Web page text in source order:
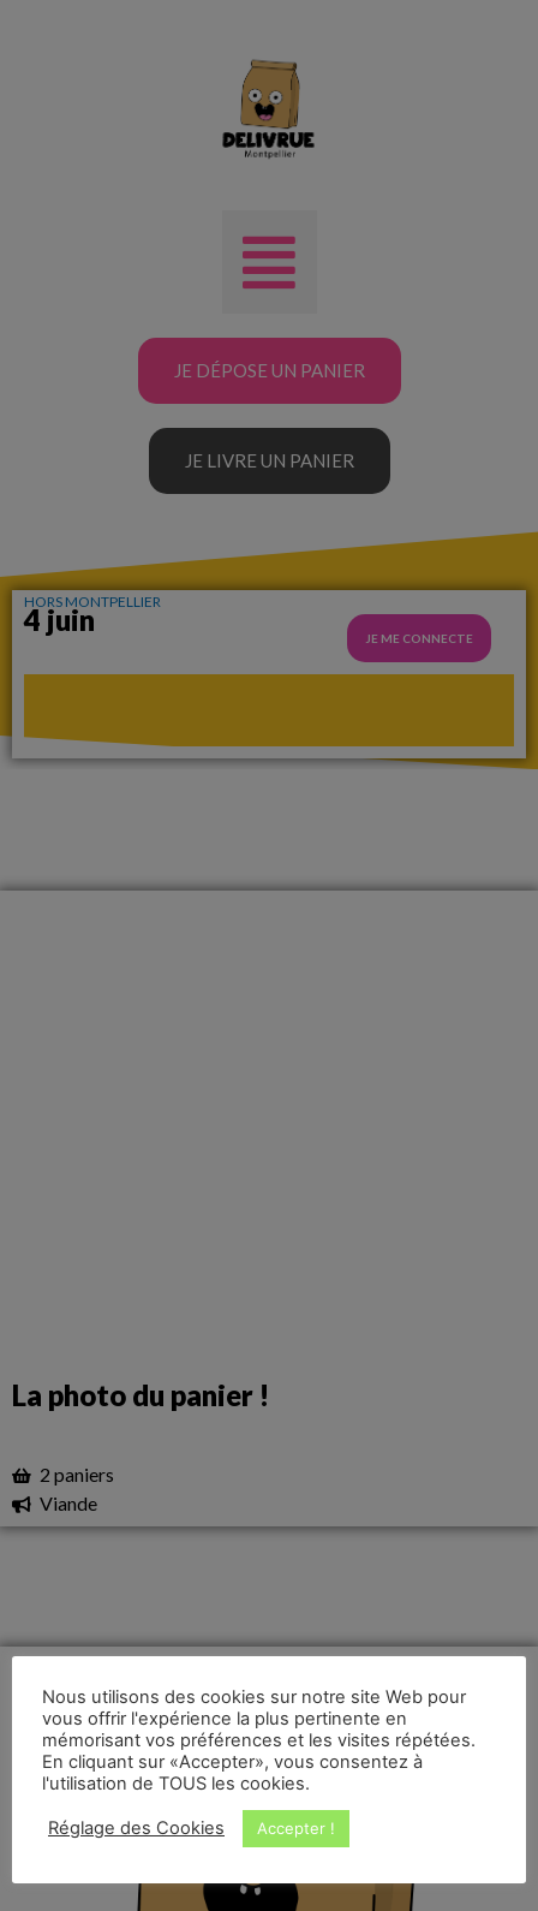
JE DÉPOSE UN PANIER
JE LIVRE UN PANIER
HORS MONTPELLIER
4 juin
JE ME CONNECTE
La photo du panier !
2 paniers
Viande
Nous utilisons des cookies sur notre site Web pour
vous offrir l'expérience la plus pertinente en
mémorisant vos préférences et les visites répétées.
En cliquant sur «Accepter», vous consentez à
l'utilisation de TOUS les cookies.
Réglage des Cookies Accepter !